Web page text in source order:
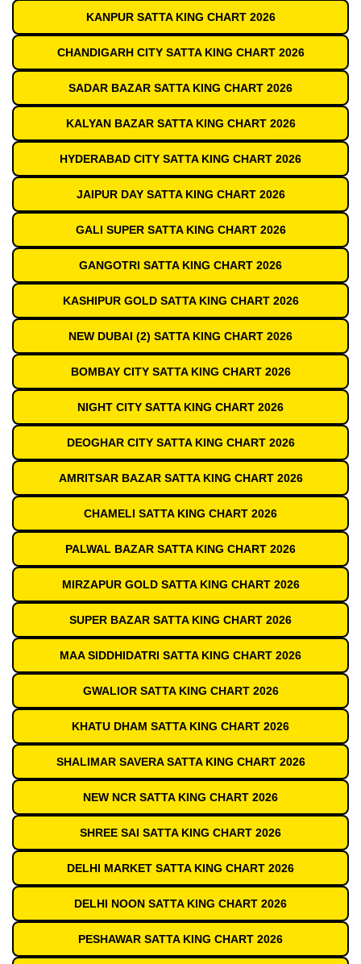
KANPUR SATTA KING CHART 2026
CHANDIGARH CITY SATTA KING CHART 2026
SADAR BAZAR SATTA KING CHART 2026
KALYAN BAZAR SATTA KING CHART 2026
HYDERABAD CITY SATTA KING CHART 2026
JAIPUR DAY SATTA KING CHART 2026
GALI SUPER SATTA KING CHART 2026
GANGOTRI SATTA KING CHART 2026
KASHIPUR GOLD SATTA KING CHART 2026
NEW DUBAI (2) SATTA KING CHART 2026
BOMBAY CITY SATTA KING CHART 2026
NIGHT CITY SATTA KING CHART 2026
DEOGHAR CITY SATTA KING CHART 2026
AMRITSAR BAZAR SATTA KING CHART 2026
CHAMELI SATTA KING CHART 2026
PALWAL BAZAR SATTA KING CHART 2026
MIRZAPUR GOLD SATTA KING CHART 2026
SUPER BAZAR SATTA KING CHART 2026
MAA SIDDHIDATRI SATTA KING CHART 2026
GWALIOR SATTA KING CHART 2026
KHATU DHAM SATTA KING CHART 2026
SHALIMAR SAVERA SATTA KING CHART 2026
NEW NCR SATTA KING CHART 2026
SHREE SAI SATTA KING CHART 2026
DELHI MARKET SATTA KING CHART 2026
DELHI NOON SATTA KING CHART 2026
PESHAWAR SATTA KING CHART 2026